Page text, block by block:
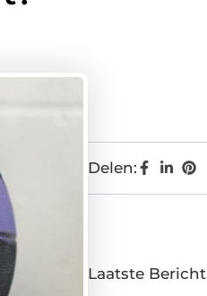
Delen:
Laatste Bericht